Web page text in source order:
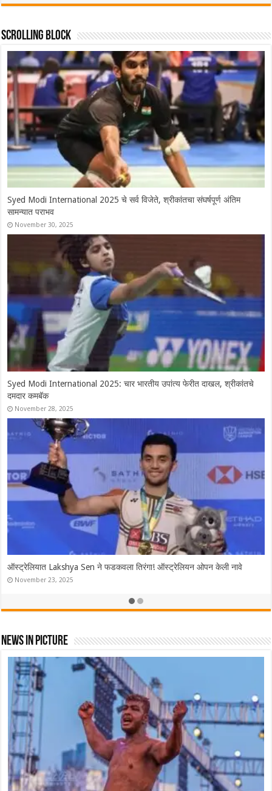
Scrolling Block
Syed Modi International 2025 चे सर्व विजेते, श्रीकांतचा संघर्षपूर्ण अंतिम
सामन्यात पराभव
November 30, 2025
Syed Modi International 2025: चार भारतीय उपांत्य फेरीत दाखल, श्रीकांतचे
दमदार कमबॅक
November 28, 2025
ऑस्ट्रेलियात Lakshya Sen ने फडकवला तिरंगा! ऑस्ट्रेलियन ओपन केली नावे
November 23, 2025
News In Picture